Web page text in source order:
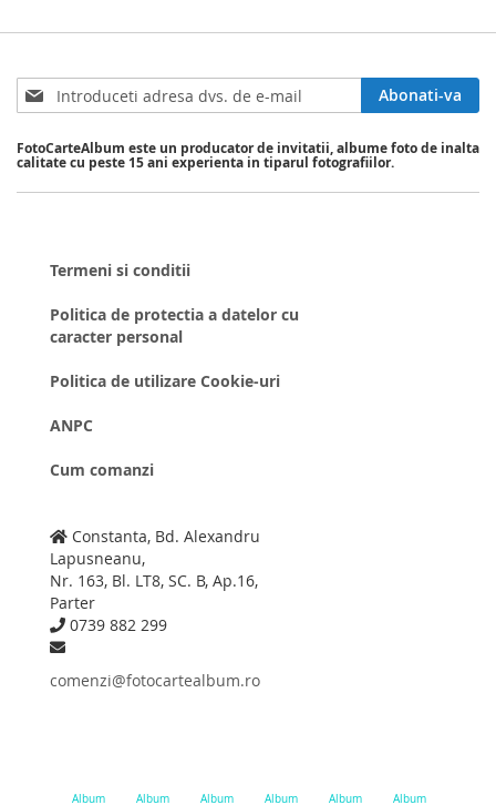
Sign
Up
Our
Newsletter:
Abonati-va
FotoCarteAlbum este un producator de invitatii, albume foto de inalta
calitate cu peste 15 ani experienta in tiparul fotografiilor.
Termeni si conditii
Politica de protectia a datelor cu
caracter personal
Politica de utilizare Cookie-uri
ANPC
Cum comanzi
Constanta, Bd. Alexandru
Lapusneanu,
Nr. 163, Bl. LT8, SC. B, Ap.16,
Parter
0739 882 299
comenzi@fotocartealbum.ro
Album Album Album Album Album Album